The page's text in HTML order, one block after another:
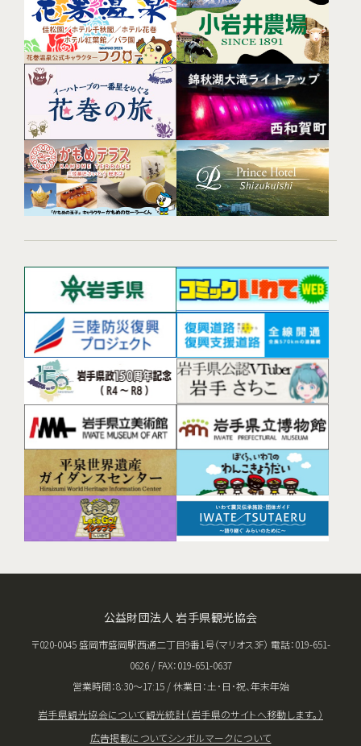
公益財団法人 岩手県観光協会
〒020-0045 盛岡市盛岡駅西通二丁目9番1号（マリオス3F） 電話：019-651-
0626 / FAX：019-651-0637
営業時間：8:30〜17:15 / 休業日：土･日･祝、年末年始
岩手県観光協会について観光統計（岩手県のサイトへ移動します。）
広告掲載についてシンボルマークについて